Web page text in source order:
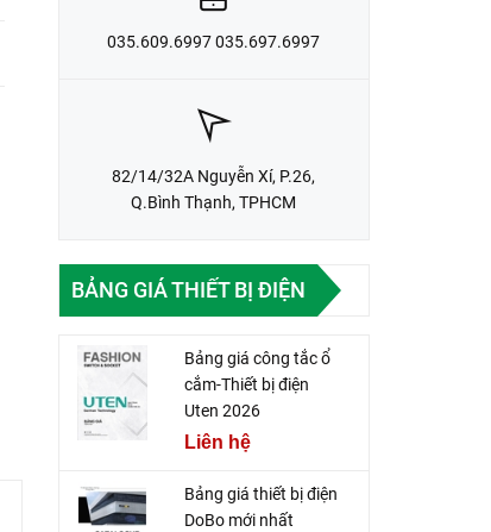
035.609.6997 035.697.6997
82/14/32A Nguyễn Xí, P.26,
Q.Bình Thạnh, TPHCM
BẢNG GIÁ THIẾT BỊ ĐIỆN
Bảng giá công tắc ổ
cắm-Thiết bị điện
Uten 2026
Liên hệ
Bảng giá thiết bị điện
DoBo mới nhất